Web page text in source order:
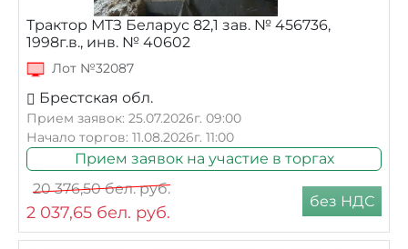
Трактор МТЗ Беларус 82,1 зав. № 456736,
1998г.в., инв. № 40602
Лот №32087
Брестская обл.
Прием заявок: 25.07.2026г. 09:00
Начало торгов: 11.08.2026г. 11:00
Прием заявок на участие в торгах
20 376,50бел. руб.
2 037,65 бел. руб.
без НДС